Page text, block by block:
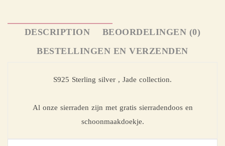
DESCRIPTION
BEOORDELINGEN (0)
BESTELLINGEN EN VERZENDEN
S925 Sterling silver , Jade collection.
Al onze sierraden zijn met gratis sierradendoos en
schoonmaakdoekje.